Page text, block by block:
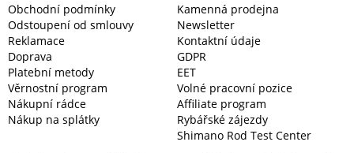
Obchodní podmínky
Odstoupení od smlouvy
Reklamace
Doprava
Platební metody
Věrnostní program
Nákupní rádce
Nákup na splátky
Kamenná prodejna
Newsletter
Kontaktní údaje
GDPR
EET
Volné pracovní pozice
Affiliate program
Rybářské zájezdy
Shimano Rod Test Center